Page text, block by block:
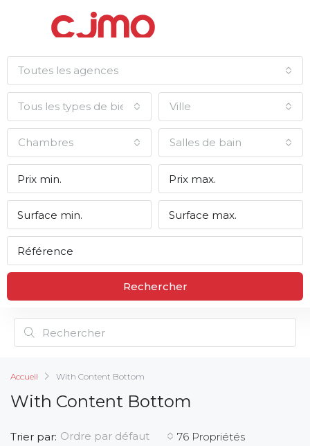
Toutes les agences
Tous les types de biens Ville
Chambres Salles de bain
Rechercher
Accueil With Content Bottom
With Content Bottom
76 Propriétés
Trier par: Ordre par défaut